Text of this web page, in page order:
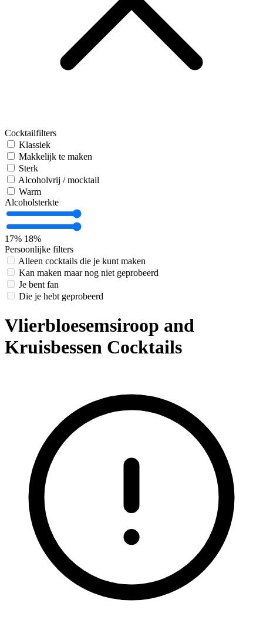
Cocktailfilters
Klassiek
Makkelijk te maken
Sterk
Alcoholvrij / mocktail
Warm
Alcoholsterkte
17% 18%
Persoonlijke filters
Alleen cocktails die je kunt maken
Kan maken maar nog niet geprobeerd
Je bent fan
Die je hebt geprobeerd
Vlierbloesemsiroop and
Kruisbessen Cocktails